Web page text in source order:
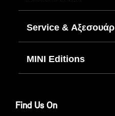
Service & Αξεσουάρ
MINI Editions
Find Us On